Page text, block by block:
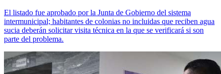
El listado fue aprobado por la Junta de Gobierno del sistema
intermunicipal; habitantes de colonias no incluidas que reciben agua
sucia deberán solicitar visita técnica en la que se verificará si son
parte del problema.